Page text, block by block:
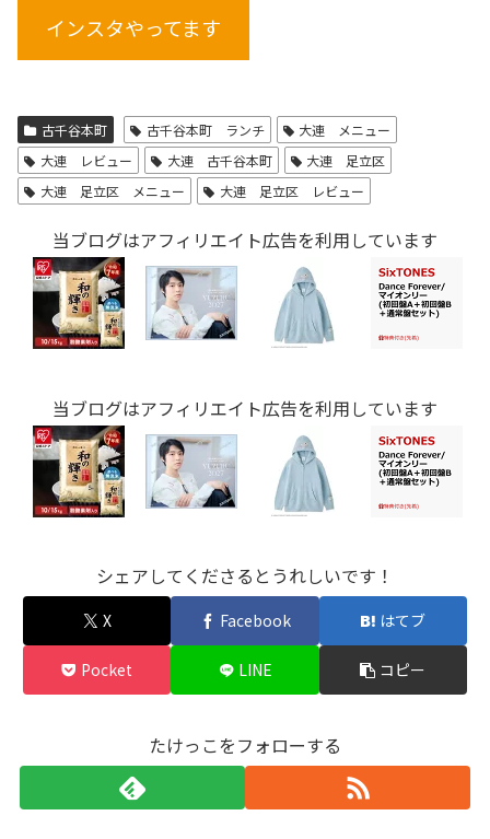
インスタやってます
古千谷本町 古千谷本町 ランチ
大連 メニュー
大連 レビュー
大連 古千谷本町
大連 足立区
大連 足立区 メニュー
大連 足立区 レビュー
当ブログはアフィリエイト広告を利用しています
当ブログはアフィリエイト広告を利用しています
シェアしてくださるとうれしいです！
X Facebook はてブ
Pocket LINE コピー
たけっこをフォローする